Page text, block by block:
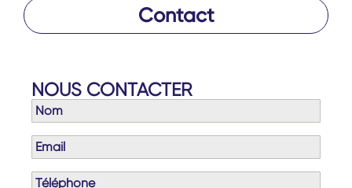
Contact
NOUS CONTACTER